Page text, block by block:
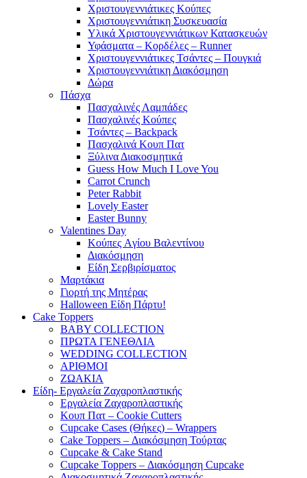
Χριστουγεννιάτικες Κούπες
Χριστουγεννιάτικη Συσκευασία
Υλικά Χριστουγεννιάτικων Κατασκευών
Υφάσματα – Κορδέλες – Runner
Χριστουγεννιάτικες Τσάντες – Πουγκιά
Χριστουγεννιάτικη Διακόσμηση
Δώρα
Πάσχα
Πασχαλινές Λαμπάδες
Πασχαλινές Κούπες
Τσάντες – Backpack
Πασχαλινά Κουπ Πατ
Ξύλινα Διακοσμητικά
Guess How Much I Love You
Carrot Crunch
Peter Rabbit
Lovely Easter
Easter Bunny
Valentines Day
Κούπες Aγίου Βαλεντίνου
Διακόσμηση
Είδη Σερβιρίσματος
Μαρτάκια
Γιορτή της Μητέρας
Halloween Είδη Πάρτυ!
Cake Toppers
BABY COLLECTION
ΠΡΩΤΑ ΓΕΝΕΘΛΙΑ
WEDDING COLLECTION
ΑΡΙΘΜΟΙ
ΖΩΑΚΙΑ
Είδη- Εργαλεία Ζαχαροπλαστικής
Εργαλεία Ζαχαροπλαστικής
Κουπ Πατ – Cookie Cutters
Cupcake Cases (Θήκες) – Wrappers
Cake Toppers – Διακόσμηση Τούρτας
Cupcake & Cake Stand
Cupcake Toppers – Διακόσμηση Cupcake